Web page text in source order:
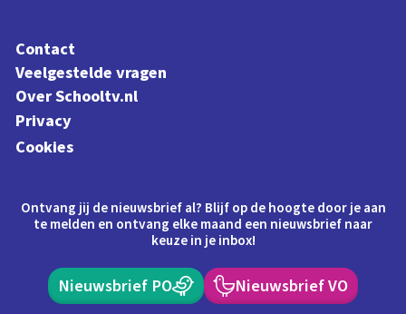
Contact
Veelgestelde vragen
Over Schooltv.nl
Privacy
Cookies
Ontvang jij de nieuwsbrief al? Blijf op de hoogte door je aan
te melden en ontvang elke maand een nieuwsbrief naar
keuze in je inbox!
Nieuwsbrief PO Nieuwsbrief VO